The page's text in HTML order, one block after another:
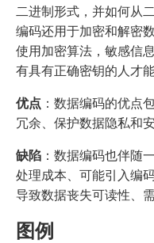
二进制形式，并如何从
编码还用于加密和解密
使用加密算法，敏感信
有具有正确密钥的人才
优点 ：数据编码的优点
冗余、保护数据隐私和
缺陷 ：数据编码也伴随
处理成本、可能引入编
导致数据丧失可读性、
图例